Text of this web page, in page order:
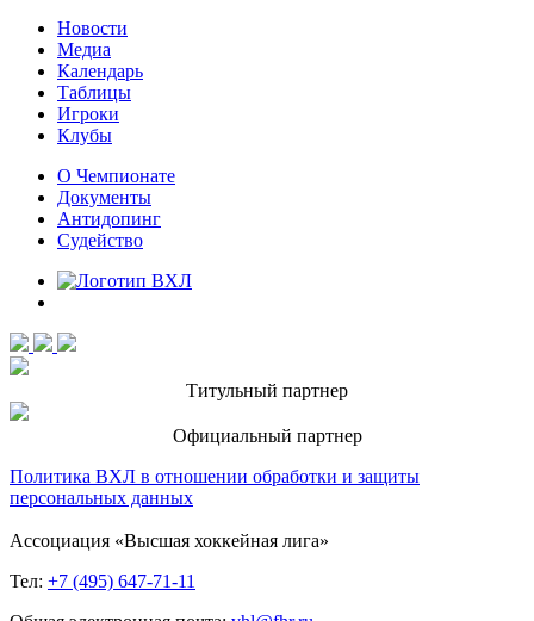
Новости
Медиа
Календарь
Таблицы
Игроки
Клубы
О Чемпионате
Документы
Антидопинг
Судейство
Титульный партнер
Официальный партнер
Политика ВХЛ в отношении обработки и защиты
персональных данных
Ассоциация «Высшая хоккейная лига»
Тел: +7 (495) 647-71-11